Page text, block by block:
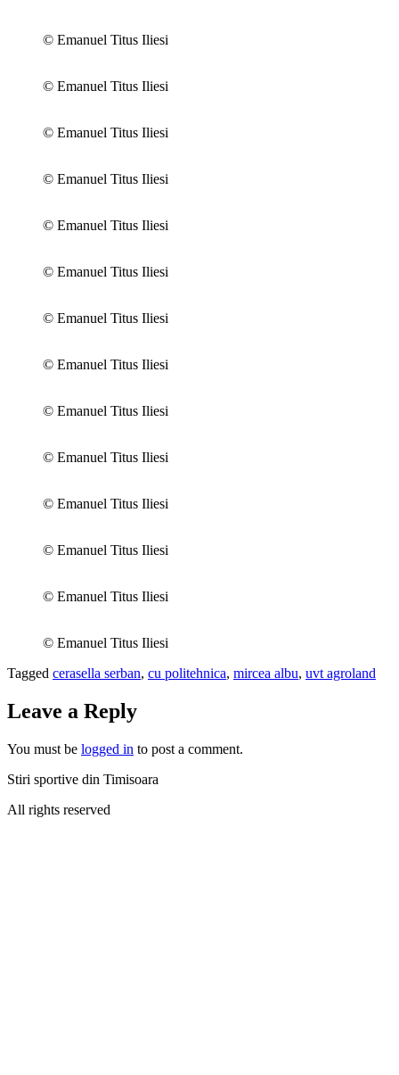
© Emanuel Titus Iliesi
© Emanuel Titus Iliesi
© Emanuel Titus Iliesi
© Emanuel Titus Iliesi
© Emanuel Titus Iliesi
© Emanuel Titus Iliesi
© Emanuel Titus Iliesi
© Emanuel Titus Iliesi
© Emanuel Titus Iliesi
© Emanuel Titus Iliesi
© Emanuel Titus Iliesi
© Emanuel Titus Iliesi
© Emanuel Titus Iliesi
© Emanuel Titus Iliesi
Tagged cerasella serban, cu politehnica, mircea albu, uvt agroland
Leave a Reply
You must be logged in to post a comment.
Stiri sportive din Timisoara
All rights reserved